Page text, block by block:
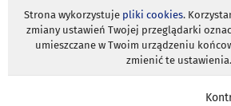
Strona wykorzystuje pliki cookies.
zmiany ustawień Twojej przeglądarki
umieszczane w Twoim urządzeniu
zmienić te ustawienia.